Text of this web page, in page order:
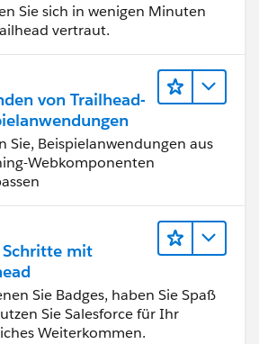
Sie sich in wenigen Minuten
vertraut.
von Trailhead-
Sie, Beispielanwendungen aus
Webkomponenten
Schritte mit
Sie Badges, haben Sie Spaß
Sie Salesforce für Ihr
Weiterkommen.